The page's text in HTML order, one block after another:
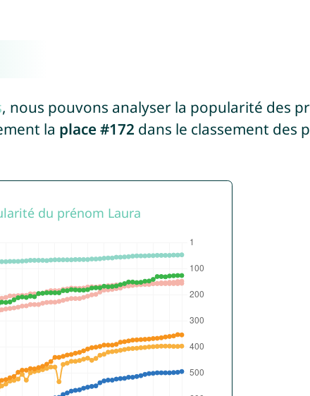
, nous pouvons analyser la popularité des
la place #172 dans le classement des